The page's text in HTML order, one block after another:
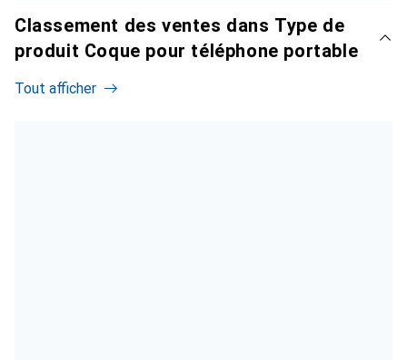
Classement des ventes dans Type de
produit Coque pour téléphone portable
Tout afficher